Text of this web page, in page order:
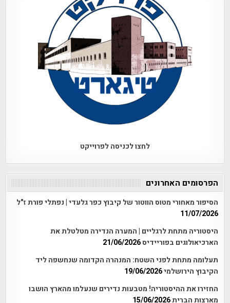
לחצו לכניסה לפרוייקט
הפרסומים האחרונים
הסיפור מאחורי מטוס הווטור של קיבוץ כפר גלעדי | נפתלי פורת ז"ל
11/07/2026
היסטוריה מתחת לרגליים | המערה הנדירה מטלטלת את
הארכיאולוגים בפוריידיס21/06/2026
תעלומה מתחת לפני השטח: המנהרה הקדומה שנחשפה ליד
הקיבוץ הירושלמי19/06/2026
החזירו את ההיסטוריה! מטבעות נדירים שנעלמו מהארץ הושבו
מארצות הברית15/06/2026